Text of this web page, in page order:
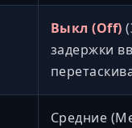
Выкл (Off)
задержки
Средние